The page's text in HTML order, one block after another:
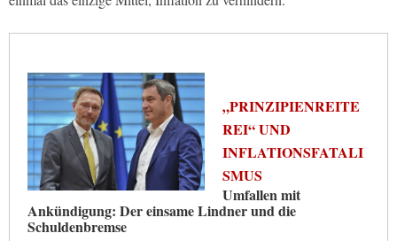
„PRINZIPIENREITE
REI“ UND
INFLATIONSFATALI
SMUS
Umfallen mit
Ankündigung: Der einsame Lindner und die
Schuldenbremse